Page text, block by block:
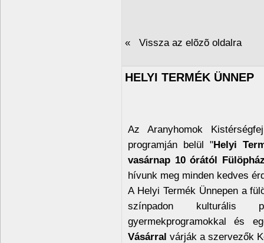
« Vissza az elõzõ oldalra
HELYI TERMÉK ÜNNEP
Az Aranyhomok
programján belül "Helyi
vasárnap 10 órától
hívunk meg minden kedves
A Helyi Termék Ünnepen a
színpadon kulturális
gyermekprogramokkal és
Vásárral várják a szervezők